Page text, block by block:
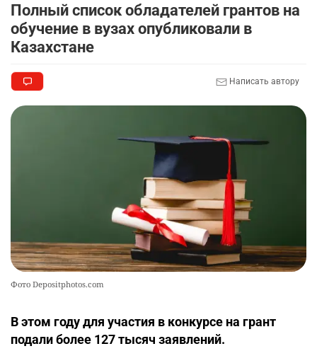
Полный список обладателей грантов на
обучение в вузах опубликовали в
Казахстане
Написать автору
Фото Depositphotos.com
В этом году для участия в конкурсе на грант
подали более 127 тысяч заявлений.